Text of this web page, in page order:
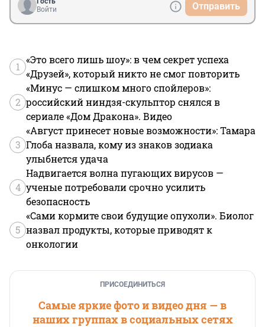
Войти
Отправить
1
«Это всего лишь шоу»: в чем секрет успеха
«Друзей», который никто не смог повторить
2
«Минус — слишком много спойлеров»:
российский ниндзя-скульптор снялся в
сериале «Дом Дракона». Видео
3
«Август принесет новые возможности»: Тамара
Глоба назвала, кому из знаков зодиака
улыбнется удача
4
Надвигается волна пугающих вирусов —
ученые потребовали срочно усилить
безопасность
5
«Сами кормите свои будущие опухоли». Биолог
назвал продукты, которые приводят к
онкологии
ПРИСОЕДИНИТЬСЯ
Самые яркие фото и видео дня — в
наших группах в социальных сетях